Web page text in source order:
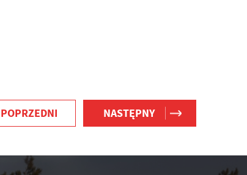
POPRZEDNI NASTĘPNY